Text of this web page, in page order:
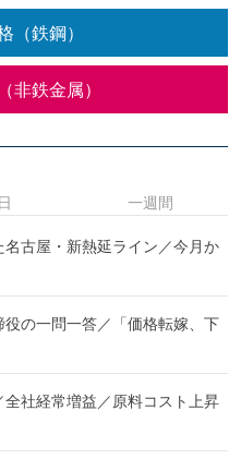
（鉄鋼）
非鉄金属）
古屋・新熱延ライン／今月か
の一問一答／「価格転嫁、下
社経常増益／原料コスト上昇
一週間